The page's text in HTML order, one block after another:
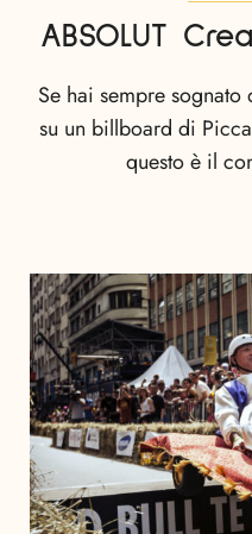
ABSOLUT
Se hai sempre
su un billboard di
questo è il